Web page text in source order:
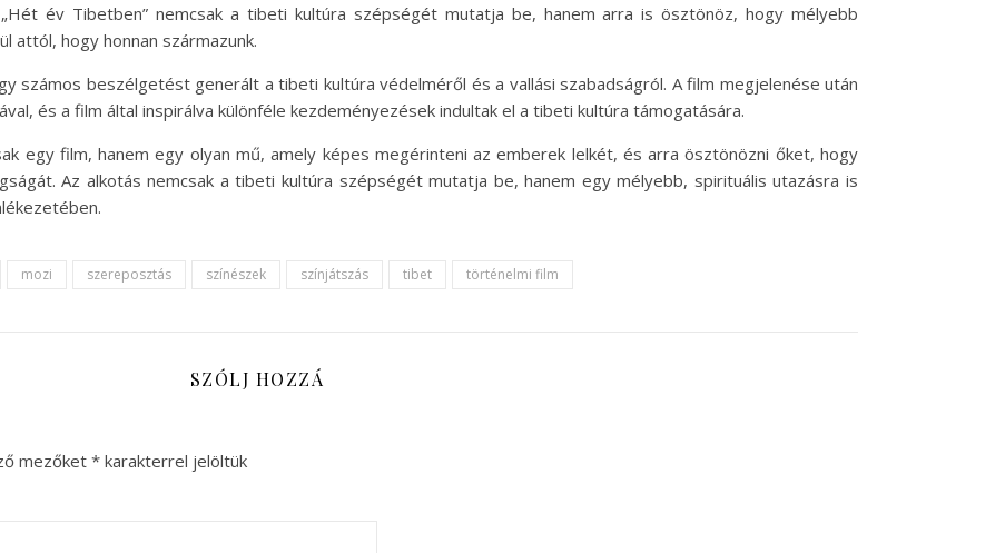
év Tibetben” nemcsak a tibeti kultúra szépségét mutatja be, hanem arra is ösztönöz, hogy mélyebb
attól, hogy honnan származunk.
számos beszélgetést generált a tibeti kultúra védelméről és a vallási szabadságról. A film megjelenése után
és a film által inspirálva különféle kezdeményezések indultak el a tibeti kultúra támogatására.
egy film, hanem egy olyan mű, amely képes megérinteni az emberek lelkét, és arra ösztönözni őket, hogy
Az alkotás nemcsak a tibeti kultúra szépségét mutatja be, hanem egy mélyebb, spirituális utazásra is
mozi szereposztás színészek színjátszás tibet történelmi film
SZÓLJ HOZZÁ
mezőket * karakterrel jelöltük